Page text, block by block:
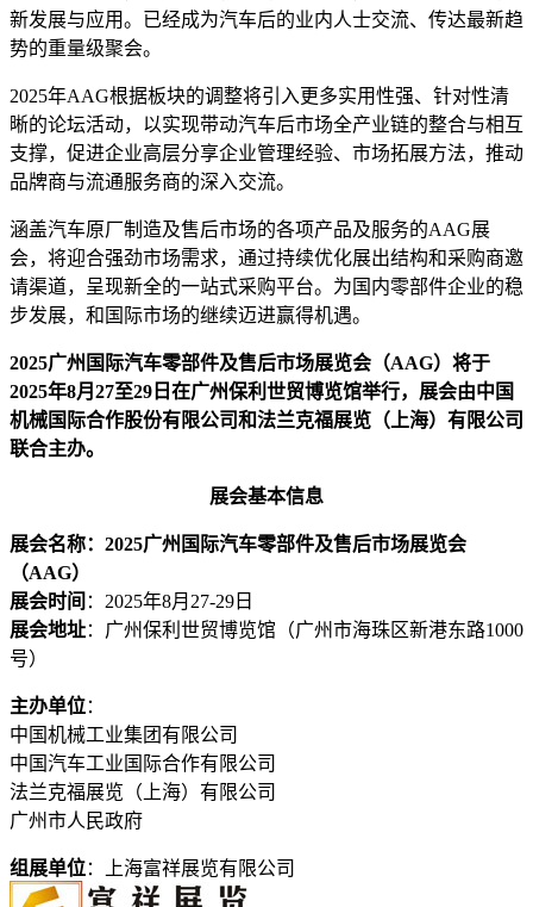
新发展与应用。已经成为汽车后的业内人士交流、传达最新趋
势的重量级聚会。
2025年AAG根据板块的调整将引入更多实用性强、针对性清
晰的论坛活动，以实现带动汽车后市场全产业链的整合与相互
支撑，促进企业高层分享企业管理经验、市场拓展方法，推动
品牌商与流通服务商的深入交流。
涵盖汽车原厂制造及售后市场的各项产品及服务的AAG展
会，将迎合强劲市场需求，通过持续优化展出结构和采购商邀
请渠道，呈现新全的一站式采购平台。为国内零部件企业的稳
步发展，和国际市场的继续迈进赢得机遇。
2025广州国际汽车零部件及售后市场展览会（AAG）将于
2025年8月 27至29 日在广州保利世贸博览馆举行，展会由中国
机械国际合作股份有限公司和法兰克福展览（上海）有限公司
联合主办。
展会基本信息
展会名称：2025广州国际汽车零部件及售后市场展览会
（AAG）
展会时间 ：2025年8月27-29日
展会地址：广州保利世贸博览馆（广州市海珠区新港东路1000
号）
主办单位：
中国机械工业集团有限公司
中国汽车工业国际合作有限公司
法兰克福展览（上海）有限公司
广州市人民政府
组展单位：上海富祥展览有限公司